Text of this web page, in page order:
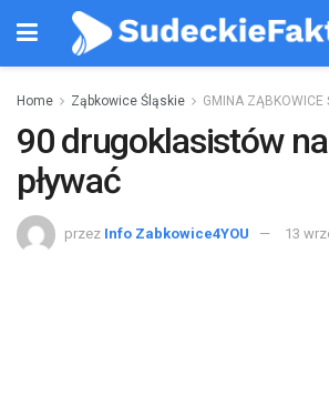
Home Ząbkowice Śląskie GMINA ZĄBKOWICE
90 drugoklasistów
pływać
przez Info Zabkowice4YOU 13